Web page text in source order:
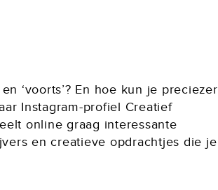
‘voorts’? En hoe kun je preciezer
Instagram-profiel Creatief
online graag interessante
en creatieve opdrachtjes die je